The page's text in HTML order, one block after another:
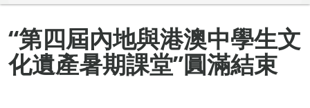
“第四屆內地與港澳中學生文
化遺產暑期課堂”圓滿結束